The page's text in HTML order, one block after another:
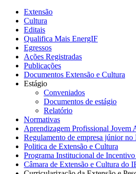
Extensão
Cultura
Editais
Qualifica Mais EnergIF
Egressos
Ações Registradas
Publicações
Documentos Extensão e Cultura
Estágio
Conveniados
Documentos de estágio
Relatório
Normativas
Aprendizagem Profissional Jovem
Regulamento de empresa júnior no
Politica de Extensão e Cultura
Programa Institucional de
Câmara de Extensão e Cultura